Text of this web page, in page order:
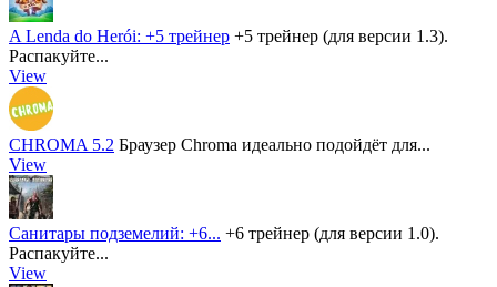
A Lenda do Herói: +5 трейнер +5 трейнер (для версии 1.3).
Распакуйте...
View
CHROMA 5.2 Браузер Chroma идеально подойдёт для...
View
Санитары подземелий: +6... +6 трейнер (для версии 1.0).
Распакуйте...
View